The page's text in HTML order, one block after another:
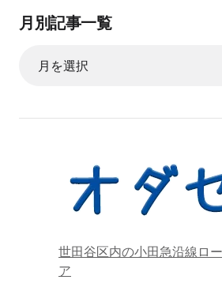
月別記事一覧
世田谷区内の小田急沿線ロ
ア